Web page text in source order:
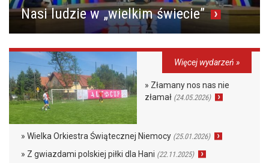
Nasi ludzie w „wielkim świecie”
Więcej wydarzeń »
» Złamany nos nas nie
złamał (24.05.2026)
» Wielka Orkiestra Świątecznej Niemocy (25.01.2026)
» Z gwiazdami polskiej piłki dla Hani (22.11.2025)